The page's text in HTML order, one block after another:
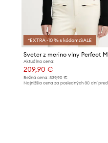
*EXTRA -10 % s kódom:SALE
Aktuálna cena:
209,90 €
Bežná cena: 339,90 €
Najnižšia cena za posledných 30 dní pred